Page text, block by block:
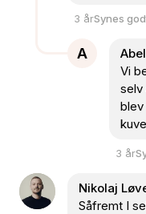
3 årSynes
A
Vi
selv
3 år
Nikolaj
Såfremt I